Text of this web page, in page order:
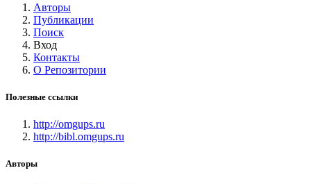
Авторы
Публикации
Поиск
Вход
Контакты
О Репозитории
Полезные ссылки
http://omgups.ru
http://bibl.omgups.ru
Авторы